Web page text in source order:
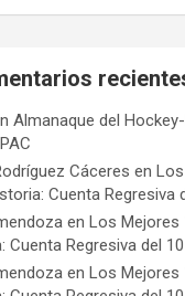
Almanaque del
Cáceres en
Cuenta Regresiva
enLos Mejores
Cuenta Regresiva del 10
enLos Mejores